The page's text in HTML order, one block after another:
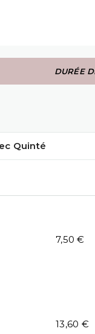
DURÉE
Quinté
7,50 €
13,60 €